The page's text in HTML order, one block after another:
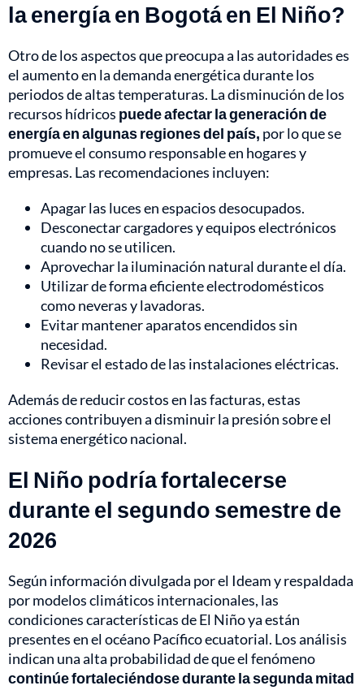
la energía en Bogotá en El Niño?
Otro de los aspectos que preocupa a las autoridades es
el aumento en la demanda energética durante los
periodos de altas temperaturas. La disminución de los
recursos hídricos puede afectar la generación de
energía en algunas regiones del país, por lo que se
promueve el consumo responsable en hogares y
empresas. Las recomendaciones incluyen:
Apagar las luces en espacios desocupados.
Desconectar cargadores y equipos electrónicos
cuando no se utilicen.
Aprovechar la iluminación natural durante el día.
Utilizar de forma eficiente electrodomésticos
como neveras y lavadoras.
Evitar mantener aparatos encendidos sin
necesidad.
Revisar el estado de las instalaciones eléctricas.
Además de reducir costos en las facturas, estas
acciones contribuyen a disminuir la presión sobre el
sistema energético nacional.
El Niño podría fortalecerse
durante el segundo semestre de
2026
Según información divulgada por el Ideam y respaldada
por modelos climáticos internacionales, las
condiciones características de El Niño ya están
presentes en el océano Pacífico ecuatorial. Los análisis
indican una alta probabilidad de que el fenómeno
continúe fortaleciéndose durante la segunda mitad